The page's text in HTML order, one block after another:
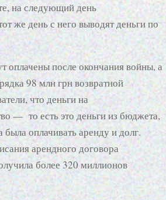
на следующий день
же день с него выводят деньги по
оплачены после окончания войны, а
98 млн грн возвратной
что деньги на
— то есть это деньги из бюджета,
оплачивать аренду и долг.
арендного договора
более 320 миллионов